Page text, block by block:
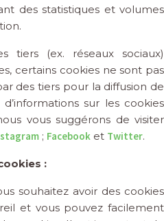
des statistiques et volumes
tiers (ex. réseaux sociaux)
certains cookies ne sont pas
des tiers pour la diffusion de
sur les cookies
vous suggérons de visiter
; Facebook et Twitter.
:
souhaitez avoir des cookies
et vous pouvez facilement